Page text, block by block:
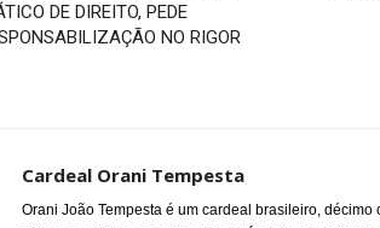
DE DIREITO, PEDE
NO RIGOR
Cardeal Orani Tempesta
Orani João Tempesta é um cardeal brasileiro,